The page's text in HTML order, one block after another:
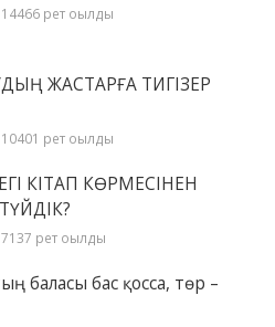
14466 рет оқылды
ЖАСТАРҒА ТИГІЗЕР
10401 рет оқылды
КІТАП КӨРМЕСІНЕН
7137 рет оқылды
баласы бас қосса, төр –